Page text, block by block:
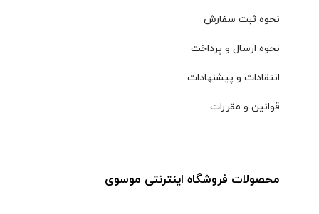
نحوه ثبت سفارش
نحوه ارسال و پرداخت
انتقادات و پیشنهادات
قوانین و مقررات
محصولات فروشگاه اینترنتی موسوی